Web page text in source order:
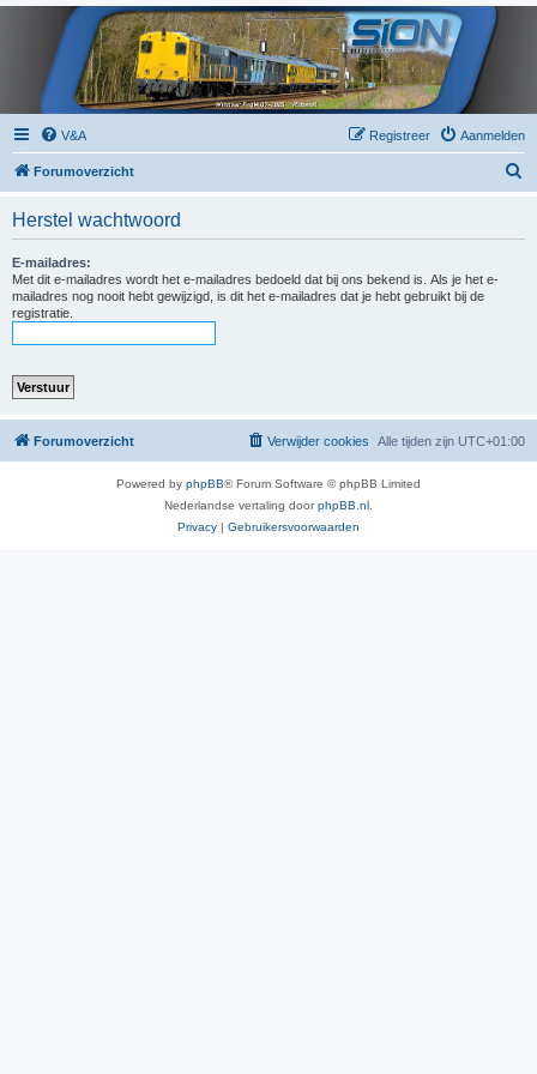
V&A Aanmelden
Registreer
Forumoverzicht
Herstel wachtwoord
E-mailadres:
Met dit e-mailadres wordt het e-mailadres bedoeld dat bij ons bekend is. Als je het e-
mailadres nog nooit hebt gewijzigd, is dit het e-mailadres dat je hebt gebruikt bij de
registratie.
Forumoverzicht Alle tijden zijn UTC+01:00
Verwijder cookies
Powered by phpBB® Forum Software © phpBB Limited
Nederlandse vertaling doorphpBB.nl
Privacy | Gebruikersvoorwaarden